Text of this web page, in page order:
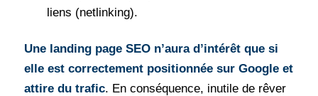
liens (netlinking).
Une landing page SEO n’aura d’intérêt que si
elle est correctement positionnée sur Google et
attire du trafic. En conséquence, inutile de rêver